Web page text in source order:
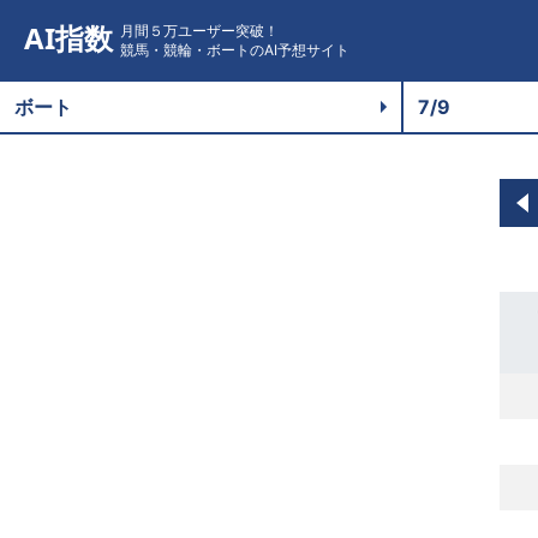
AI指数 月間５万ユーザー突破！
競馬・競輪・ボートのAI予想サイト